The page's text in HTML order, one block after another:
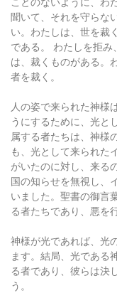
聞いて、それを守らな
い。わたしは、世を裁
である。 わたしを拒
は、裁くものがある。
者を裁く。
人の姿で来られた神様
うにするために、光と
属する者たちは、神様
も、光として来られた
がいたのに対し、来る
国の知らせを無視し、
いました。聖書の御言
る者たちであり、悪を
神様が光であれば、光
ます。結局、光である
る者であり、彼らは決
う。